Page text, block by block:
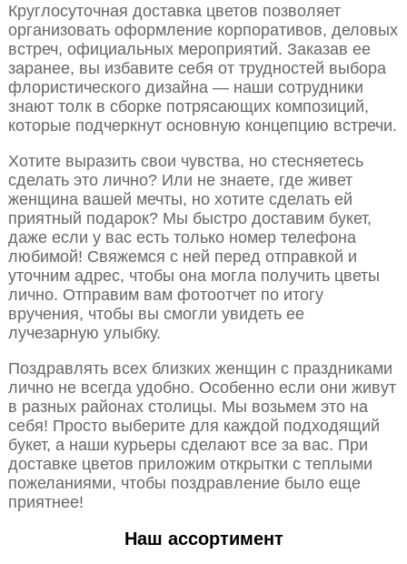
Круглосуточная доставка цветов позволяет
организовать оформление корпоративов, деловых
встреч, официальных мероприятий. Заказав ее
заранее, вы избавите себя от трудностей выбора
флористического дизайна — наши сотрудники
знают толк в сборке потрясающих композиций,
которые подчеркнут основную концепцию встречи.
Хотите выразить свои чувства, но стесняетесь
сделать это лично? Или не знаете, где живет
женщина вашей мечты, но хотите сделать ей
приятный подарок? Мы быстро доставим букет,
даже если у вас есть только номер телефона
любимой! Свяжемся с ней перед отправкой и
уточним адрес, чтобы она могла получить цветы
лично. Отправим вам фотоотчет по итогу
вручения, чтобы вы смогли увидеть ее
лучезарную улыбку.
Поздравлять всех близких женщин с праздниками
лично не всегда удобно. Особенно если они живут
в разных районах столицы. Мы возьмем это на
себя! Просто выберите для каждой подходящий
букет, а наши курьеры сделают все за вас. При
доставке цветов приложим открытки с теплыми
пожеланиями, чтобы поздравление было еще
приятнее!
Наш ассортимент